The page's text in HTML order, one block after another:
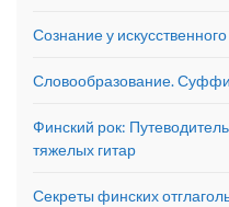
Сознание у
Словообразование.
Финский рок:
тяжелых гитар
Секреты финских